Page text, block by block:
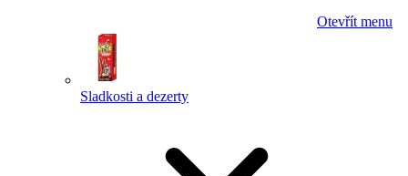
Otevřít menu
Sladkosti a dezerty